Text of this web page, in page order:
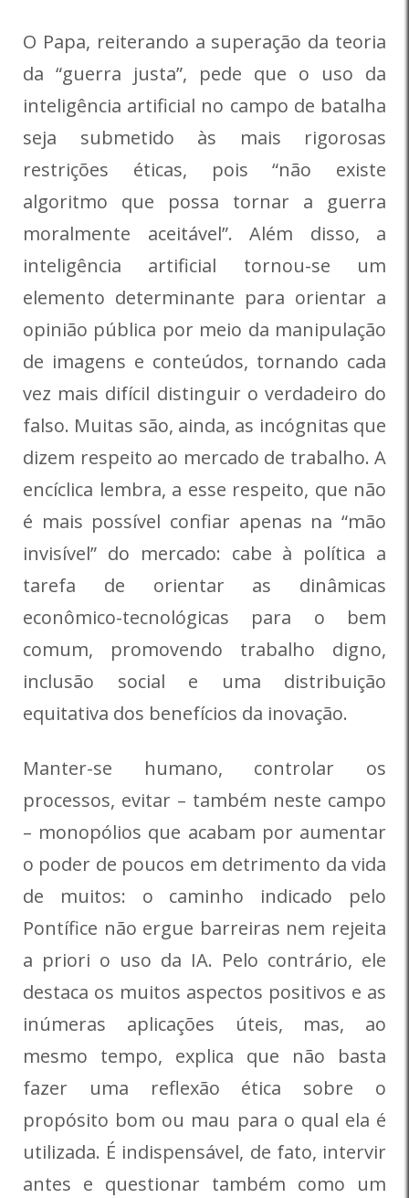
O Papa, reiterando a superação da teoria
da “guerra justa”, pede que o uso da
inteligência artificial no campo de batalha
seja submetido às mais rigorosas
restrições éticas, pois “não existe
algoritmo que possa tornar a guerra
moralmente aceitável”. Além disso, a
inteligência artificial tornou-se um
elemento determinante para orientar a
opinião pública por meio da manipulação
de imagens e conteúdos, tornando cada
vez mais difícil distinguir o verdadeiro do
falso. Muitas são, ainda, as incógnitas que
dizem respeito ao mercado de trabalho. A
encíclica lembra, a esse respeito, que não
é mais possível confiar apenas na “mão
invisível” do mercado: cabe à política a
tarefa de orientar as dinâmicas
econômico-tecnológicas para o bem
comum, promovendo trabalho digno,
inclusão social e uma distribuição
equitativa dos benefícios da inovação.
Manter-se humano, controlar os
processos, evitar – também neste campo
– monopólios que acabam por aumentar
o poder de poucos em detrimento da vida
de muitos: o caminho indicado pelo
Pontífice não ergue barreiras nem rejeita
a priori o uso da IA. Pelo contrário, ele
destaca os muitos aspectos positivos e as
inúmeras aplicações úteis, mas, ao
mesmo tempo, explica que não basta
fazer uma reflexão ética sobre o
propósito bom ou mau para o qual ela é
utilizada. É indispensável, de fato, intervir
antes e questionar também como um